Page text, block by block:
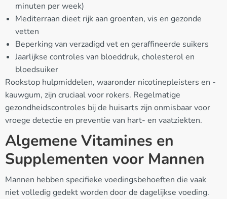
minuten per week)
Mediterraan dieet rijk aan groenten, vis en gezonde
vetten
Beperking van verzadigd vet en geraffineerde suikers
Jaarlijkse controles van bloeddruk, cholesterol en
bloedsuiker
Rookstop hulpmiddelen, waaronder nicotinepleisters en -
kauwgum, zijn cruciaal voor rokers. Regelmatige
gezondheidscontroles bij de huisarts zijn onmisbaar voor
vroege detectie en preventie van hart- en vaatziekten.
Algemene Vitamines en
Supplementen voor Mannen
Mannen hebben specifieke voedingsbehoeften die vaak
niet volledig gedekt worden door de dagelijkse voeding.